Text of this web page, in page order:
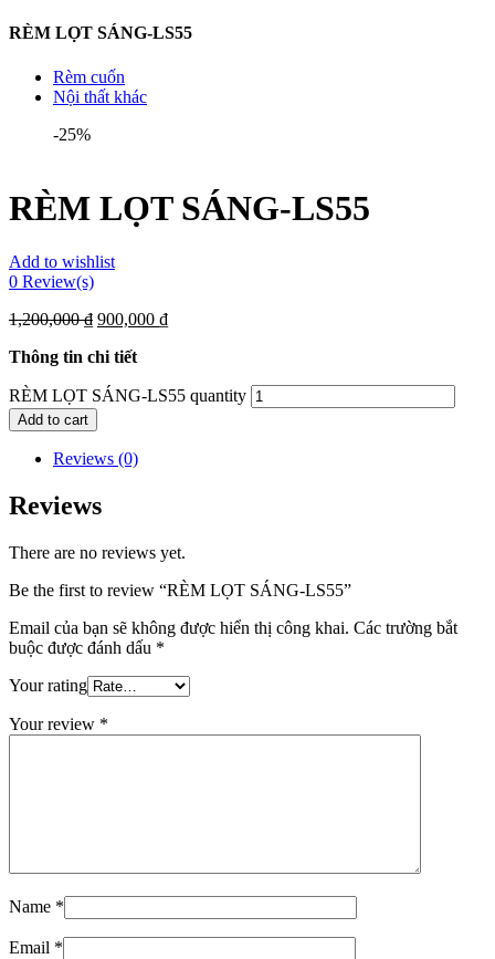
RÈM LỌT SÁNG-LS55
Rèm cuốn
Nội thất khác
-25%
RÈM LỌT SÁNG-LS55
Add to wishlist
0 Review(s)
1,200,000₫ 900,000 ₫
Thông tin chi tiết
RÈM LỌT SÁNG-LS55 quantity
Add to cart
Reviews (0)
Reviews
There are no reviews yet.
Be the first to review “RÈM LỌT SÁNG-LS55”
Email của bạn sẽ không được hiển thị công khai. Các trường bắt
buộc được đánh dấu *
Your rating
Your review *
Name *
Email *